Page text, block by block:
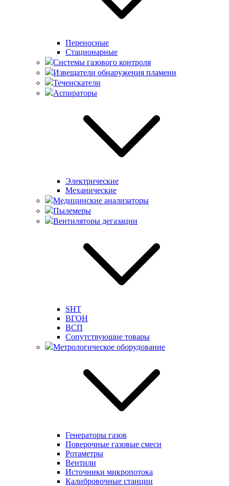
Переносные
Стационарные
Системы газового контроля
Извещатели обнаружения пламени
Течеискатели
Аспираторы
Электрические
Механические
Медицинские анализаторы
Пылемеры
Вентиляторы дегазации
SHT
ВГОН
ВСП
Сопутствующие товары
Метрологическое оборудование
Генераторы газов
Поверочные газовые смеси
Ротаметры
Вентили
Источники микропотока
Калибровочные станции